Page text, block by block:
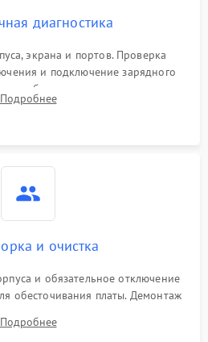
диагностика
экрана и портов. Проверка
и подключение зарядного
потребления тока с помощью
для локализации проблемы.
Подробнее
и очистка
и обязательное отключение
обесточивания платы. Демонтаж
с кристаллов чипов.
Подробнее